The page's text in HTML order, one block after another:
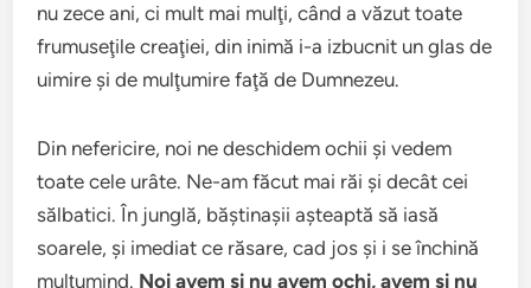
nu zece ani, ci mult mai mulţi, când a văzut toate
frumuseţile creaţiei, din inimă i-a izbucnit un glas de
uimire şi de mulţumire faţă de Dumnezeu.
Din nefericire, noi ne deschidem ochii şi vedem
toate cele urâte. Ne-am făcut mai răi şi decât cei
sălbatici. În junglă, băştinaşii aşteaptă să iasă
soarele, şi imediat ce răsare, cad jos şi i se închină
mulţumind. Noi avem şi nu avem ochi, avem şi nu